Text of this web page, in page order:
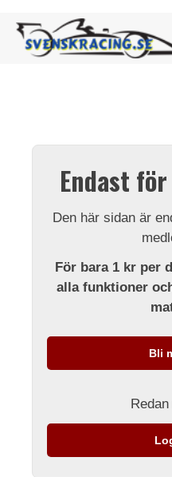
Endast
Den här sidan är
För bara 1 kr per
alla funktioner
Bli